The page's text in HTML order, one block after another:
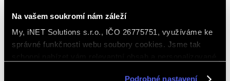
Na vašem soukromí nám záleží
My, iNET Solutions s.r.o., IČO 26775751, využíváme ke
správné funkčnosti webu soubory cookies. Jsme tak
Podrobné nastavení
Gramáž 300 g/m²
Hlavní barva Červená